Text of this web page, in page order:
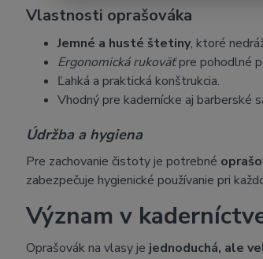
Vlastnosti oprašováka
Jemné a husté štetiny, ktoré
Ergonomická rukoväťpre pohodlné
Ľahká a praktická konštrukcia.
Vhodný pre kadernícke aj barberské
Údržba a hygiena
Pre zachovanie čistoty je potrebné
zabezpečuje hygienické používanie pri
Význam v
Oprašovák na vlasy je jednoduchá, ale